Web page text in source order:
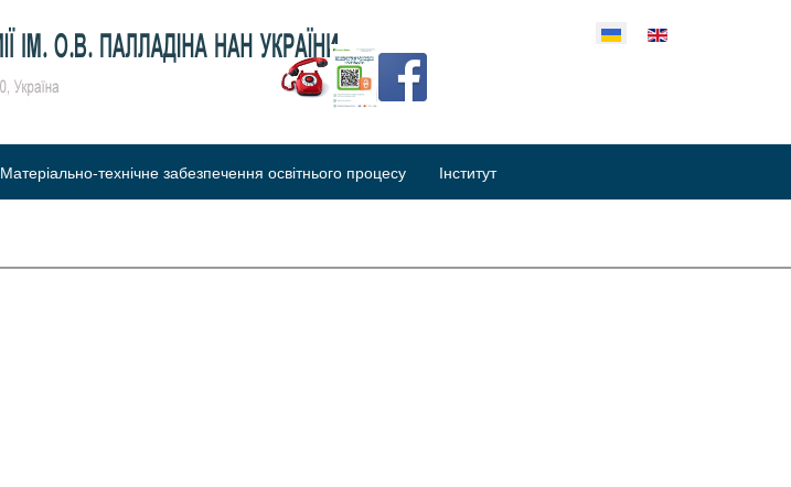
Оберіть свою мову
Матеріально-технічне забезпечення освітнього процесу Інститут